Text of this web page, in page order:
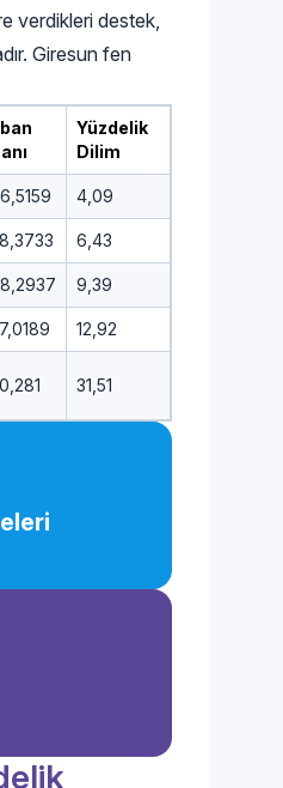
verdikleri destek,
Giresun fen
Yüzdelik
Dilim
4,09
6,43
9,39
12,92
31,51